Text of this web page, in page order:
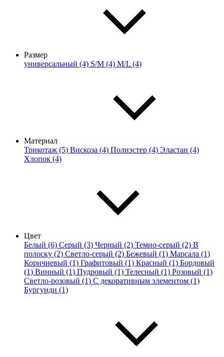
Размер
универсальный (4) S/M (4) M/L (4)
Материал
Трикотаж (5) Вискоза (4) Полиэстер (4) Эластан (4)
Хлопок (4)
Цвет
Белый (6) Серый (3) Черный (2) Темно-серый (2) В
полоску (2) Светло-серый (2) Бежевый (1) Марсала (1)
Коричневый (1) Графитовый (1) Красный (1) Бордовый
(1) Винный (1) Пудровый (1) Телесный (1) Розовый (1)
Светло-розовый (1) С декоративным элементом (1)
Бургунди (1)